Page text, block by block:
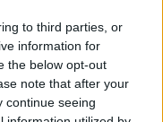
to third parties, or
information for
the below opt-out
note that after your
continue seeing
olika
läsa mer om
guide: